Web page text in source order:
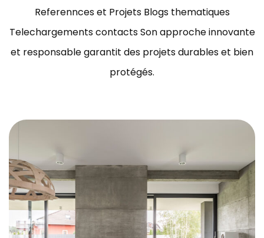
Referennces et Projets Blogs thematiques
Telechargements contacts Son approche innovante
et responsable garantit des projets durables et bien
protégés.